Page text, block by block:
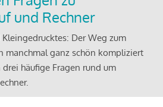
und Rechner
Der Weg zum
manchmal ganz schön kompliziert
häufige Fragen rund um